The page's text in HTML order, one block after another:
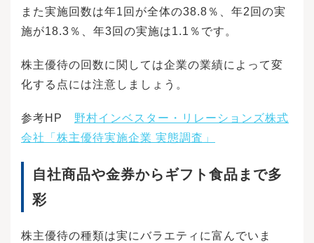
も始められます。現物取引とは現金で株式を購
入する取引方法ですが、信用取引とは担保を証
券会社に預け、株式などを借りて取引する方法
できませんが、信用取引では株式を借りること
で、保有していない株式も売却できます。つま
り、信用取引を利用すれば、高く売った後に安
利益を得ることができるのです。しかし、予想
が外れた場合は借りた以上の支払を求められる
こともあるため、信用取引のリスクは十分に理
間によって投資スタイルを「短期投資」と「長
期投資」に分けることができます。短期投資は
短期間で売買を繰り返して利益を得るスタイル
で、デイトレードなどが短期投資に当たりま
を得ることも可能です。投資資金を有効活用す
また実施回数は年1回が全体の38.8％、年2回の実
施が18.3％、年3回の実施は1.1％です。
株主優待の回数に関しては企業の業績によって変
化する点には注意しましょう。
参考HP 野村インベスター・リレーションズ株式
会社「株主優待実施企業 実態調査」
自社商品や金券からギフト食品まで多
彩
株主優待の種類は実にバラエティに富んでいま